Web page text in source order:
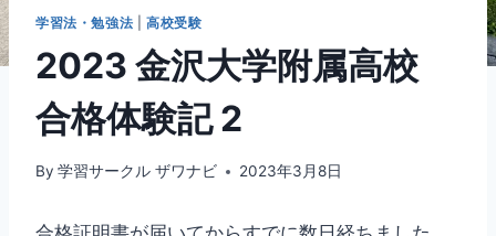
学習法・勉強法 高校受験
2023 金沢大学附属高校
合格体験記 2
By 学習サークル ザワナビ 2023年3月8日